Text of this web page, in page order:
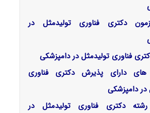
دکتری فناوری تولیدمثل در
فناوری تولیدمثل در دامپزشکی
های دارای پذیرش دکتری فناوری
در دامپزشکی
دکتری فناوری تولیدمثل در